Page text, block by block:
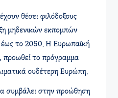
θέσει φιλόδοξους
μηδενικών εκπομπών
έως το 2050. Η Ευρωπαϊκή
προωθεί το πρόγραμμα
ουδέτερη Ευρώπη.
συμβάλει στην προώθηση